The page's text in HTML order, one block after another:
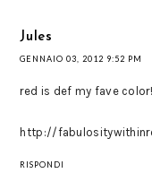
Jules
GENNAIO 03, 2012 9:52 PM
red is def my fave
http://
RISPONDI